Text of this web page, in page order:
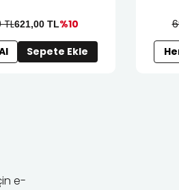
621,00TL%10
Sepete Ekle
e-